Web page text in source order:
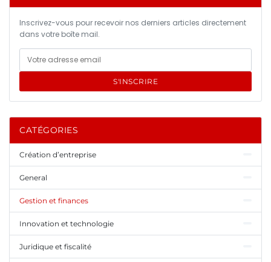
Inscrivez-vous pour recevoir nos derniers articles directement
dans votre boîte mail.
S'INSCRIRE
CATÉGORIES
Création d’entreprise
General
Gestion et finances
Innovation et technologie
Juridique et fiscalité